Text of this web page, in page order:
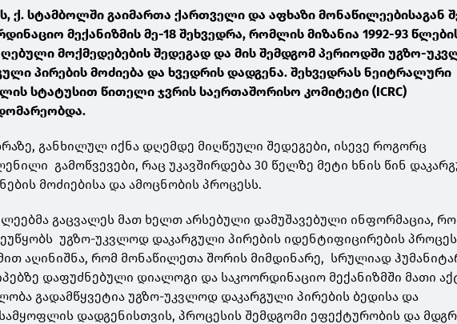
ქ. სტამბოლში გაიმართა ქართველი და აფხაზი მონაწილეებისაგან
მექანიზმის მე-18 შეხვედრა, რომლის მიზანია 1992-93
მოქმედებების შედეგად და მის შემდგომ პერიოდში უგზო-
პირების მოძიება და ხვედრის დადგენა. შეხვედრას ნეიტრალური
სტატუსით წითელი ჯვრის საერთაშორისო კომიტეტი (ICRC)
განხილულ იქნა დღემდე მიღწეული შედეგები, ისევე როგორც
გამოწვევები, რაც უკავშირდება 30 წელზე მეტი ხნის წინ
მოძიებისა და ამოცნობის პროცესს.
გაცვალეს მათ ხელთ არსებული დამუშავებული ინფორმაცია,
უგზო-უკვლოდ დაკარგული პირების იდენტიფიცირების
აღინიშნა, რომ მონაწილეთა შორის მიმდინარე, სრულიად
დაფუძნებული დიალოგი და საკოორდინაციო მექანიზმში მათი
გადამწყვეტია უგზო-უკვლოდ დაკარგული პირების ბედისა და
დადგენისთვის, პროცესის შემდგომი ეფექტურობის და